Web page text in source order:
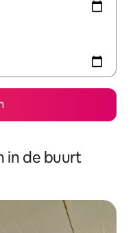
in de buurt